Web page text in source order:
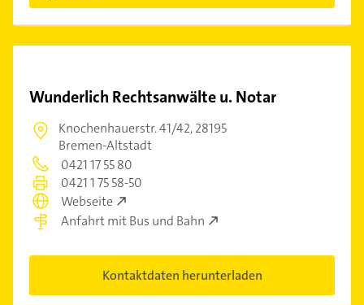
Wunderlich Rechtsanwälte u. Notar
Knochenhauerstr. 41/42,28195
Bremen-Altstadt
0421 17 55 80
0421 1 75 58-50
Webseite
Anfahrt mit Bus und Bahn
Kontaktdaten herunterladen